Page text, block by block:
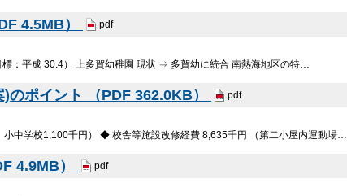
4.5MB） pdf
：平成 30.4） 上多賀幼稚園 現状 ⇒ 多賀幼に統合 南熱海地区の特…
のポイント （PDF 362.0KB） pdf
⼩中学校1,100千円） ◆ 校舎等施設改修経費 8,635千円 （第⼆⼩屋内運動場…
4.9MB） pdf